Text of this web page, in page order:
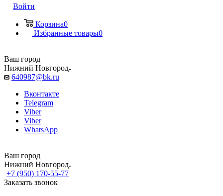
Войти
Корзина0
Избранные товары0
Ваш город
Нижний Новгород
640987@bk.ru
Вконтакте
Telegram
Viber
Viber
WhatsApp
Ваш город
Нижний Новгород
+7 (950) 170-55-77
Заказать звонок